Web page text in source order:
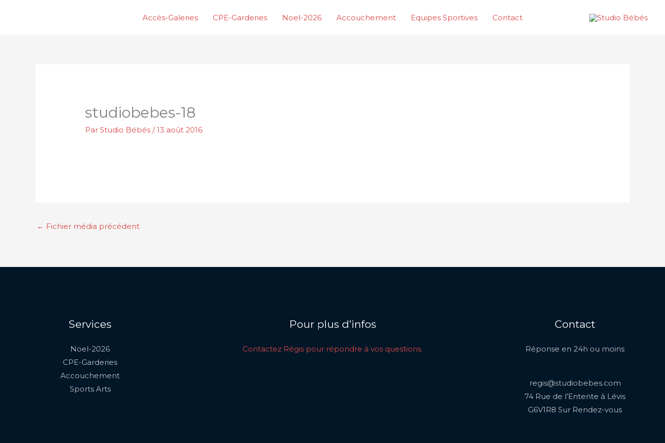
Accès-Galeries CPE-Garderies Noel-2026 Accouchement Equipes Sportives Contact
studiobebes-18
ParStudio Bébés/13 août 2016
← Fichier média précédent
Services
Noel-2026
CPE-Garderies
Accouchement
Sports Arts
Pour plus d’infos
Contactez Régis pour répondre à vos questions.
Contact
Réponse en 24h ou moins
regis@studiobebes.com
74 Rue de l’Entente à Lévis
G6V1R8 Sur Rendez-vous